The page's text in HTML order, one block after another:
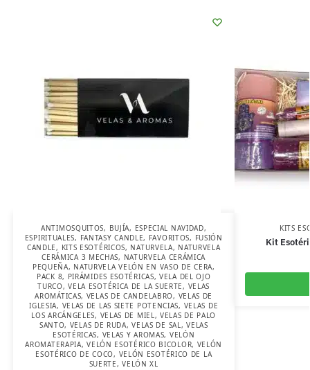
ANTIMOSQUITOS, BUJÍA, ESPECIAL NAVIDAD,
ESPIRITUALES, FANTASY CANDLE, FAVORITOS, FUSIÓN
CANDLE, KITS ESOTÉRICOS, NATURVELA, NATURVELA
CERÁMICA 3 MECHAS, NATURVELA CERÁMICA
PEQUEÑA, NATURVELA VELÓN EN VASO DE CERA,
PACK 8, PIRÁMIDES ESOTÉRICAS,VELA DEL OJO
TURCO,VELA ESOTÉRICA DE LA SUERTE, VELAS
AROMÁTICAS, VELAS DE CANDELABRO, VELAS DE
IGLESIA, VELAS DE LAS SIETE POTENCIAS, VELAS DE
LOS ARCÁNGELES, VELAS DE MIEL,VELAS DE PALO
SANTO, VELAS DE RUDA,VELAS DE SAL,VELAS
ESOTÉRICAS, VELAS Y AROMAS, VELÓN
AROMATERAPIA,VELÓN ESOTÉRICO BICOLOR, VELÓN
ESOTÉRICO DE COCO, VELÓN ESOTÉRICO DE LA
SUERTE,VELÓN XL
KITS
Kit